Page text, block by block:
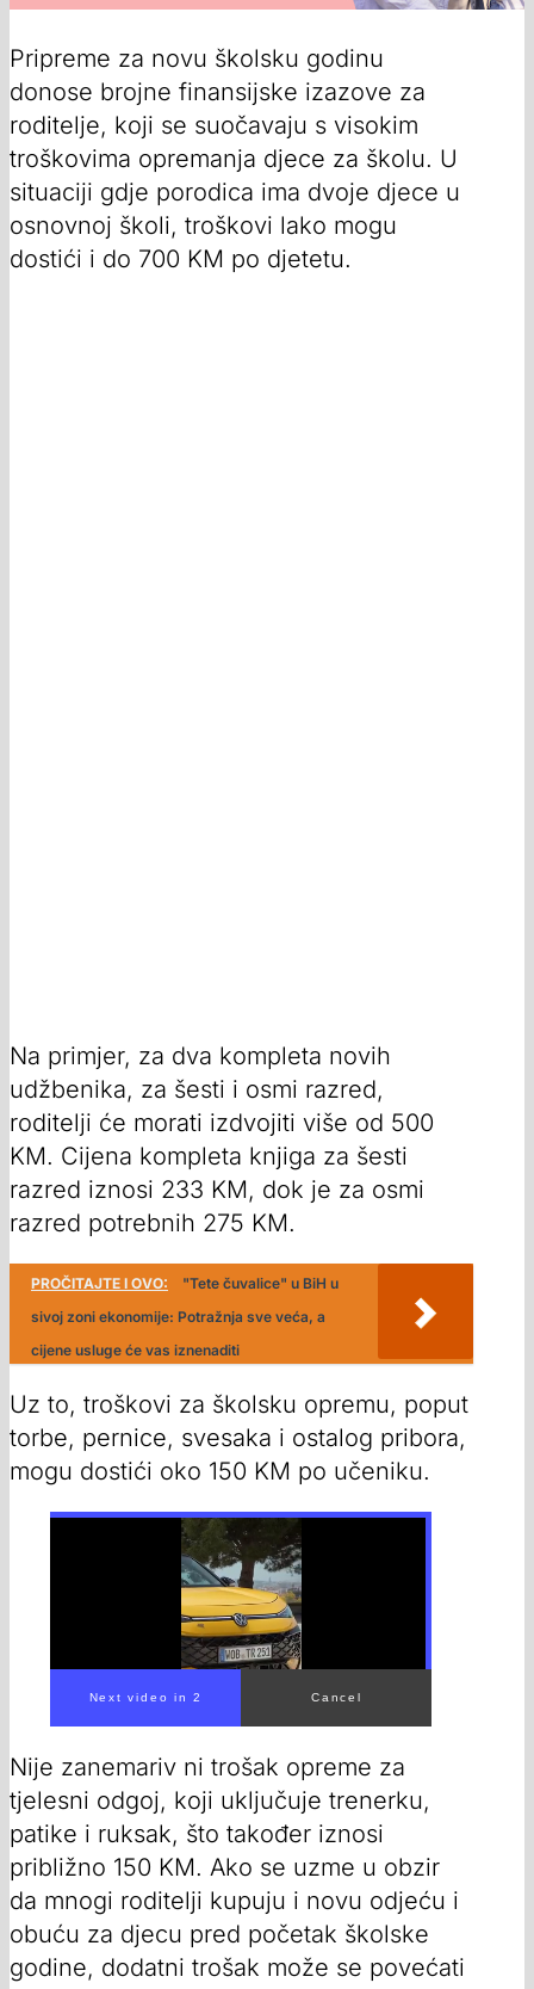
Pripreme za novu školsku godinu
donose brojne finansijske izazove za
roditelje, koji se suočavaju s visokim
troškovima opremanja djece za školu. U
situaciji gdje porodica ima dvoje djece u
osnovnoj školi, troškovi lako mogu
dostići i do 700 KM po djetetu.
Na primjer, za dva kompleta novih
udžbenika, za šesti i osmi razred,
roditelji će morati izdvojiti više od 500
KM. Cijena kompleta knjiga za šesti
razred iznosi 233 KM, dok je za osmi
razred potrebnih 275 KM.
PROČITAJTE I OVO:
"Tete čuvalice" u BiH u
sivoj zoni ekonomije: Potražnja sve veća, a
cijene usluge će vas iznenaditi
Uz to, troškovi za školsku opremu, poput
torbe, pernice, svesaka i ostalog pribora,
mogu dostići oko 150 KM po učeniku.
Nije zanemariv ni trošak opreme za
tjelesni odgoj, koji uključuje trenerku,
patike i ruksak, što također iznosi
približno 150 KM. Ako se uzme u obzir
da mnogi roditelji kupuju i novu odjeću i
obuću za djecu pred početak školske
godine, dodatni trošak može se povećati